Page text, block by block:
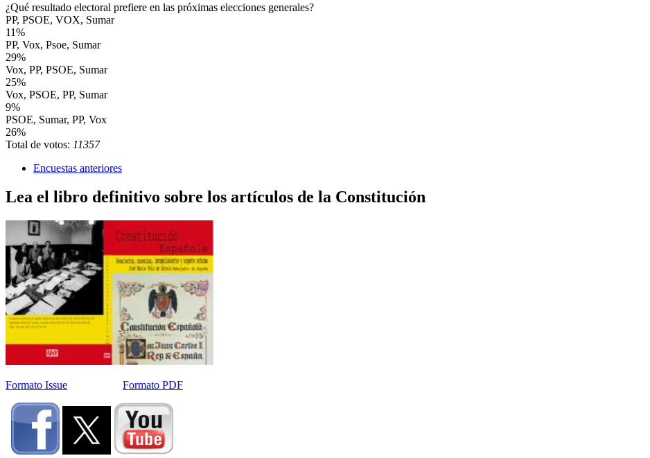
¿Qué resultado electoral prefiere en las próximas elecciones generales?
PP, PSOE, VOX, Sumar
11%
PP, Vox, Psoe, Sumar
29%
Vox, PP, PSOE, Sumar
25%
Vox, PSOE, PP, Sumar
9%
PSOE, Sumar, PP, Vox
26%
Total de votos: 11357
Encuestas anteriores
Lea el libro definitivo sobre los artículos de la Constitución
Formato Issue Formato PDF